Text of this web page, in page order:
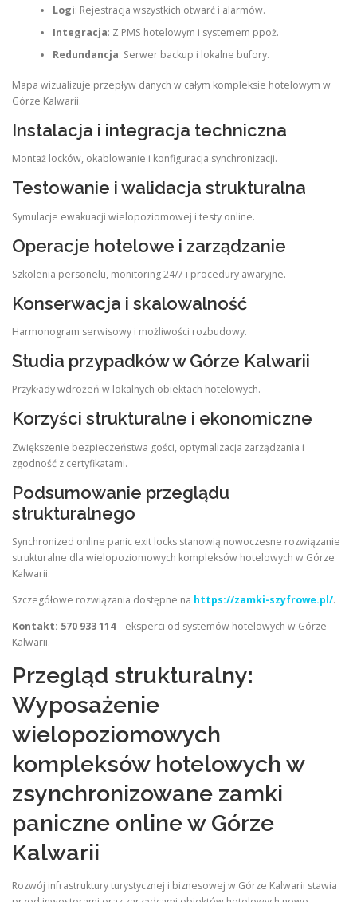
Logi: Rejestracja wszystkich otwarć i alarmów.
Integracja: Z PMS hotelowym i systemem ppoż.
Redundancja: Serwer backup i lokalne bufory.
Mapa wizualizuje przepływ danych w całym kompleksie hotelowym w
Górze Kalwarii.
Instalacja i integracja techniczna
Montaż locków, okablowanie i konfiguracja synchronizacji.
Testowanie i walidacja strukturalna
Symulacje ewakuacji wielopoziomowej i testy online.
Operacje hotelowe i zarządzanie
Szkolenia personelu, monitoring 24/7 i procedury awaryjne.
Konserwacja i skalowalność
Harmonogram serwisowy i możliwości rozbudowy.
Studia przypadków w Górze Kalwarii
Przykłady wdrożeń w lokalnych obiektach hotelowych.
Korzyści strukturalne i ekonomiczne
Zwiększenie bezpieczeństwa gości, optymalizacja zarządzania i
zgodność z certyfikatami.
Podsumowanie przeglądu
strukturalnego
Synchronized online panic exit locks stanowią nowoczesne rozwiązanie
strukturalne dla wielopoziomowych kompleksów hotelowych w Górze
Kalwarii.
Szczegółowe rozwiązania dostępne na https://zamki-szyfrowe.pl/.
Kontakt: 570 933 114– eksperci od systemów hotelowych w Górze
Kalwarii.
Przegląd strukturalny:
Wyposażenie
wielopoziomowych
kompleksów hotelowych w
zsynchronizowane zamki
paniczne online w Górze
Kalwarii
Rozwój infrastruktury turystycznej i biznesowej w Górze Kalwarii stawia